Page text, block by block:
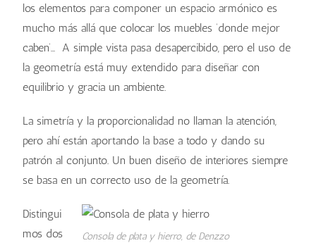
los elementos para componer un espacio armónico es
mucho más allá que colocar los muebles ‘donde mejor
caben’… A simple vista pasa desapercibido, pero el uso de
la geometría está muy extendido para diseñar con
equilibrio y gracia un ambiente.
La simetría y la proporcionalidad no llaman la atención,
pero ahí están aportando la base a todo y dando su
patrón al conjunto. Un buen diseño de interiores siempre
se basa en un correcto uso de la geometría.
Consola de plata y hierro, de Denzzo
Distingui
mos dos